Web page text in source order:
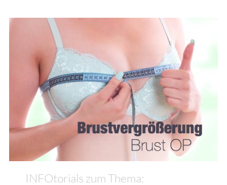
INFOtorials zum Thema: